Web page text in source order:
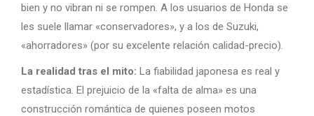
bien y no vibran ni se rompen. A los usuarios de Honda se
les suele llamar «conservadores», y a los de Suzuki,
«ahorradores» (por su excelente relación calidad-precio).
La realidad tras el mito: La fiabilidad japonesa es real y
estadística. El prejuicio de la «falta de alma» es una
construcción romántica de quienes poseen motos